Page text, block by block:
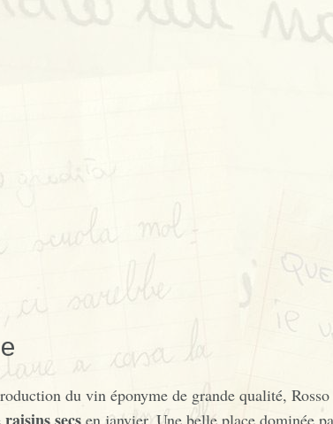
du vin éponyme de grande qualité,
en janvier. Une belle place dominée